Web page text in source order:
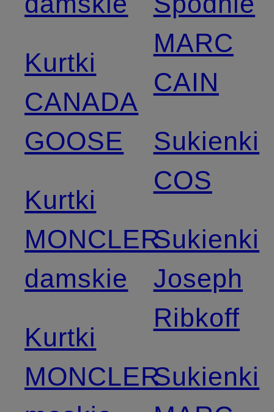
Kurtki
CANADA
GOOSE
Kurtki
MONCLER
damskie
Kurtki
MONCLER
MARC
CAIN
Sukienki
COS
Sukienki
Joseph
Ribkoff
Sukienki